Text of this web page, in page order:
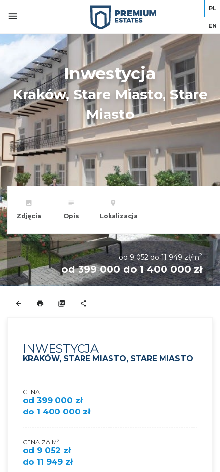
PL
EN
Inwestycja
Kraków, Stare Miasto, Stare
Miasto
Zdjęcia Opis Lokalizacja
od 9 052 do 11 949 zł/m2
od 399 000 do 1 400 000 zł
INWESTYCJA
KRAKÓW, STARE MIASTO, STARE MIASTO
CENA
od 399 000 zł
do 1 400 000 zł
CENA ZA M2
od 9 052 zł
do 11 949 zł